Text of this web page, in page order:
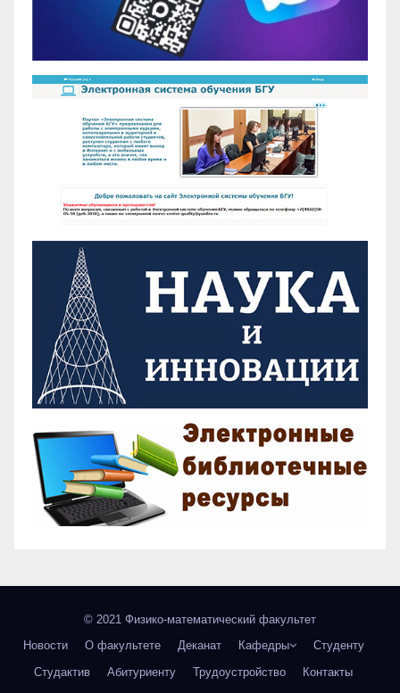
© 2021 Физико-математический факультет
Новости
О факультете Деканат Кафедры
Студенту
Студактив
Абитуриенту Трудоустройство Контакты